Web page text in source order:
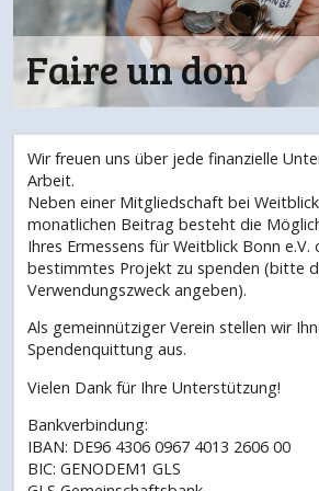
Faire un don
Wir freuen uns über jede finanzielle
Arbeit.
Neben einer Mitgliedschaft bei
monatlichen Beitrag besteht die
Ihres Ermessens für Weitblick Bonn
bestimmtes Projekt zu spenden (bitte
Verwendungszweck angeben).
Als gemeinnütziger Verein stellen wir
Spendenquittung aus.
Vielen Dank für Ihre Unterstützung!
Bankverbindung:
IBAN: DE96 4306 0967 4013 2606 00
BIC: GENODEM1 GLS